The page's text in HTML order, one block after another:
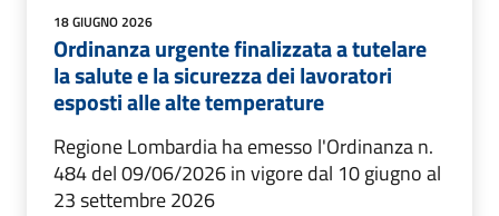
18 GIUGNO 2026
Ordinanza urgente finalizzata a tutelare
la salute e la sicurezza dei lavoratori
esposti alle alte temperature
Regione Lombardia ha emesso l'Ordinanza n.
484 del 09/06/2026 in vigore dal 10 giugno al
23 settembre 2026